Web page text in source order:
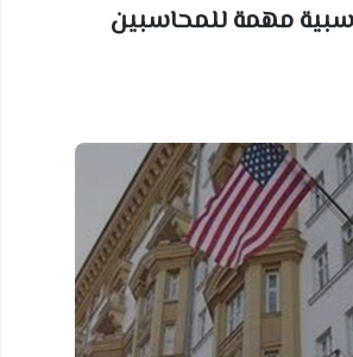
مهمة للمحاسبين